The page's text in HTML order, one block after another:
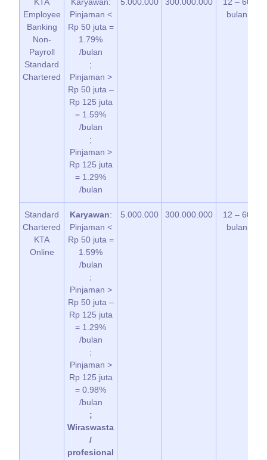
Employee
Banking
Non-
Payroll
Standard
Chartered
Pinjaman <
Rp 50 juta =
1.79%
/bulan
;
Pinjaman >
Rp 50 juta –
Rp 125 juta
= 1.59%
/bulan
;
Pinjaman >
Rp 125 juta
= 1.29%
/bulan
bulan
Standard
Chartered
KTA
Online
Karyawan:
Pinjaman <
Rp 50 juta =
1.59%
/bulan
;
Pinjaman >
Rp 50 juta –
Rp 125 juta
= 1.29%
/bulan
;
Pinjaman >
Rp 125 juta
= 0.98%
/bulan
;
Wiraswasta
/
profesional
5.000.000 300.000.000
12 – 60
bulan